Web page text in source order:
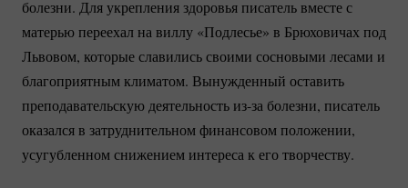
болезни. Для укрепления здоровья писатель вместе с
матерью переехал на виллу «Подлесье» в Брюховичах под
Львовом, которые славились своими сосновыми лесами и
благоприятным климатом. Вынужденный оставить
преподавательскую деятельностьиз-за болезни, писатель
оказался в затруднительном финансовом положении,
усугубленном снижением интереса к его творчеству.